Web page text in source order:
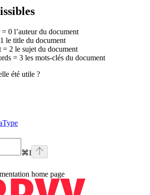
0 l’auteur du document
le title du document
2 le sujet du document
= 3 les mots-clés du document
été utile ?
⌘I
home page